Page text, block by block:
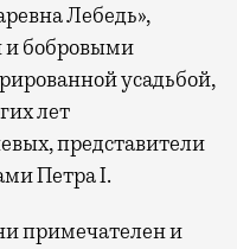
Лебедь»,
бобровыми
усадьбой,
лет
представители
Петра I.
примечателен и